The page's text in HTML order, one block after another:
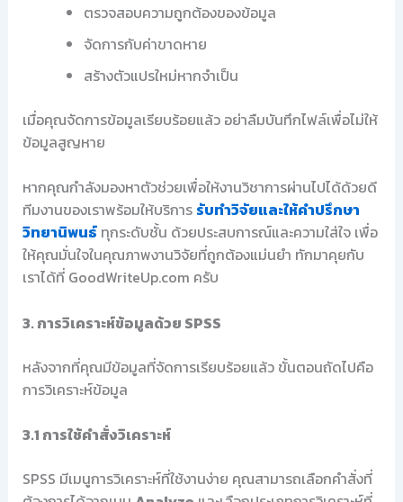
ตรวจสอบความถูกต้องของข้อมูล
จัดการกับค่าขาดหาย
สร้างตัวแปรใหม่หากจำเป็น
เมื่อคุณจัดการข้อมูลเรียบร้อยแล้ว อย่าลืมบันทึกไฟล์เพื่อไม่ให้
ข้อมูลสูญหาย
หากคุณกำลังมองหาตัวช่วยเพื่อให้งานวิชาการผ่านไปได้ด้วยดี
ทีมงานของเราพร้อมให้บริการ รับทำวิจัยและให้คำปรึกษา
วิทยานิพนธ์ทุกระดับชั้น ด้วยประสบการณ์และความใส่ใจ เพื่อ
ให้คุณมั่นใจในคุณภาพงานวิจัยที่ถูกต้องแม่นยำ ทักมาคุยกับ
เราได้ที่ GoodWriteUp.com ครับ
3. การวิเคราะห์ข้อมูลด้วย SPSS
หลังจากที่คุณมีข้อมูลที่จัดการเรียบร้อยแล้ว ขั้นตอนถัดไปคือ
การวิเคราะห์ข้อมูล
3.1 การใช้คำสั่งวิเคราะห์
SPSS มีเมนูการวิเคราะห์ที่ใช้งานง่าย คุณสามารถเลือกคำสั่งที่